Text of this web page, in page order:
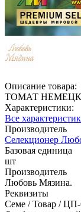
Описание товара:
ТОМАТ
Характеристики:
Все
Производитель
Селекционер
Базовая единица
шт
Производитель
Любовь Мязина.
Реквизиты
Семе / Товар / ЦП-